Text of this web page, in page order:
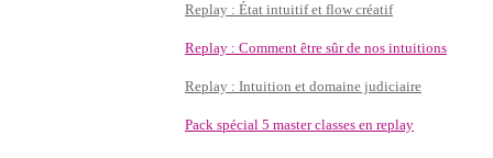
Replay : État intuitif et flow créatif
Replay : Comment être sûr de nos intuitions
Replay : Intuition et domaine judiciaire
Pack spécial 5 master classes en replay